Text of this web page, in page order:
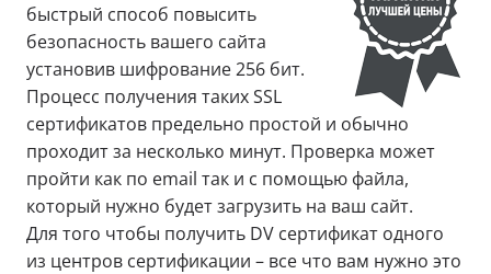
быстрый способ повысить
безопасность вашего сайта
установив шифрование 256 бит.
Процесс получения таких SSL
сертификатов предельно простой и обычно
проходит за несколько минут. Проверка может
пройти как по email так и с помощью файла,
который нужно будет загрузить на ваш сайт.
Для того чтобы получить DV сертификат одного
из центров сертификации – все что вам нужно это